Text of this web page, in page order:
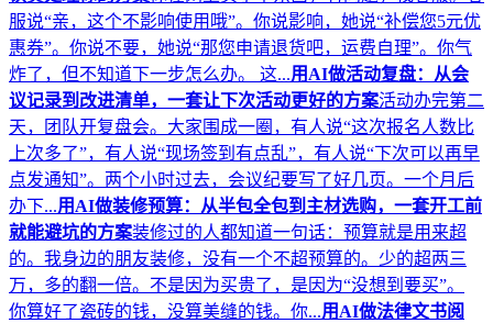
服说“亲，这个不影响使用哦”。你说影响，她说“补偿您5元优
惠券”。你说不要，她说“那您申请退货吧，运费自理”。你气
炸了，但不知道下一步怎么办。 这...用AI做活动复盘：从会
议记录到改进清单，一套让下次活动更好的方案活动办完第二
天，团队开复盘会。大家围成一圈，有人说“这次报名人数比
上次多了”，有人说“现场签到有点乱”，有人说“下次可以再早
点发通知”。两个小时过去，会议纪要写了好几页。一个月后
办下...用AI做装修预算：从半包全包到主材选购，一套开工前
就能避坑的方案装修过的人都知道一句话：预算就是用来超
的。我身边的朋友装修，没有一个不超预算的。少的超两三
万，多的翻一倍。不是因为买贵了，是因为“没想到要买”。
你算好了瓷砖的钱，没算美缝的钱。你...用AI做法律文书阅